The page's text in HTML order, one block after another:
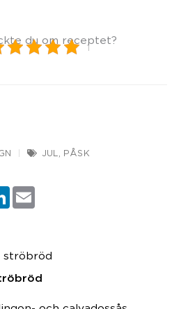
du om receptet?
1
JUL PÅSK
LinkedIn